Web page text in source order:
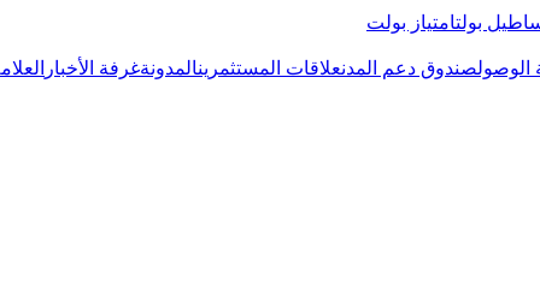
بولتامتياز بولت
الوصولصندوق دعم المدنعلاقات المستثمرينالمدونةغرفة الأخبار